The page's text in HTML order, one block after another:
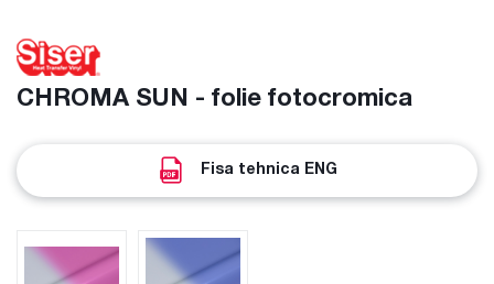
CHROMA SUN - folie fotocromica
Fisa tehnica ENG